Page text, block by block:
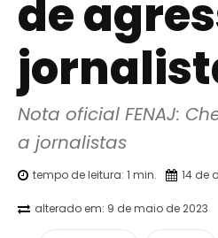
de
Nota oficial FENAJ:
a jornalistas
tempo de leitura: 1 min. 14 de
alterado em: 9 de maio de 2023